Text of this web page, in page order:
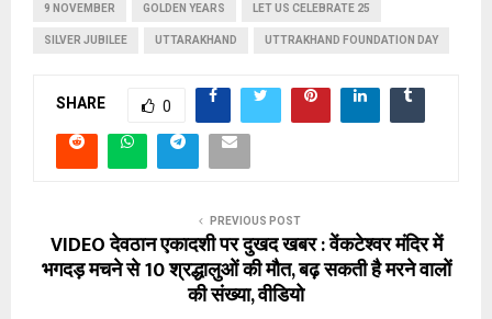
9 NOVEMBER GOLDEN YEARS LET US CELEBRATE 25
SILVER JUBILEE UTTARAKHAND UTTRAKHAND FOUNDATION DAY
SHARE 0
PREVIOUS POST
VIDEO देवठान एकादशी पर दुखद खबर : वेंकटेश्वर मंदिर में
भगदड़ मचने से 10 श्रद्धालुओं की मौत, बढ़ सकती है मरने वालों
की संख्या, वीडियो